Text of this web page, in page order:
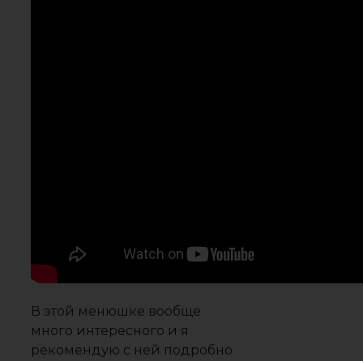
В этой менюшке вообще
много интересного и я
рекомендую с ней подробно